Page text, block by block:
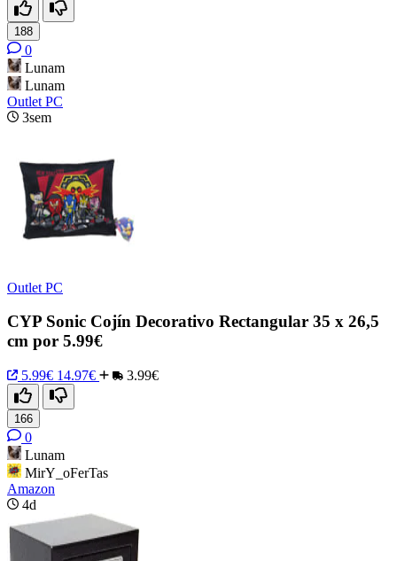
188
0
Lunam
Lunam
Outlet PC
3sem
Outlet PC
CYP Sonic Cojín Decorativo Rectangular 35 x 26,5
cm por 5.99€
5.99€ 14.97€ 3.99€
166
0
Lunam
MirY_oFerTas
Amazon
4d